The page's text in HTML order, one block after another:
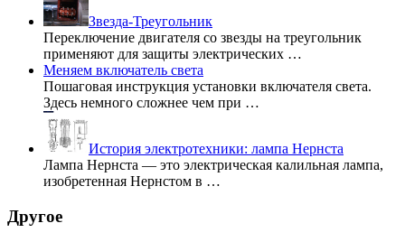
Звезда-Треугольник
Переключение двигателя со звезды на треугольник
применяют для защиты электрических …
Меняем включатель света
Пошаговая инструкция установки включателя света.
Здесь немного сложнее чем при …
История электротехники: лампа Нернста
Лампа Нернста — это электрическая калильная лампа,
изобретенная Нернстом в …
Другое